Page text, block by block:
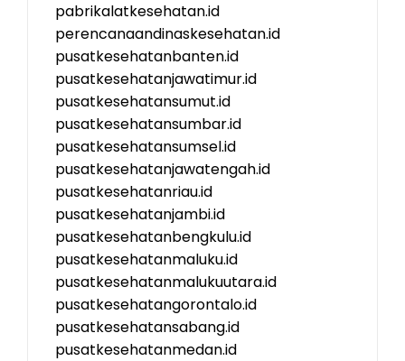
pabrikalatkesehatan.id
perencanaandinaskesehatan.id
pusatkesehatanbanten.id
pusatkesehatanjawatimur.id
pusatkesehatansumut.id
pusatkesehatansumbar.id
pusatkesehatansumsel.id
pusatkesehatanjawatengah.id
pusatkesehatanriau.id
pusatkesehatanjambi.id
pusatkesehatanbengkulu.id
pusatkesehatanmaluku.id
pusatkesehatanmalukuutara.id
pusatkesehatangorontalo.id
pusatkesehatansabang.id
pusatkesehatanmedan.id